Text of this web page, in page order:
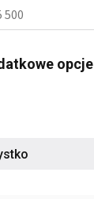
opcje